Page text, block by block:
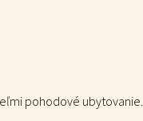
pohodové ubytovanie.